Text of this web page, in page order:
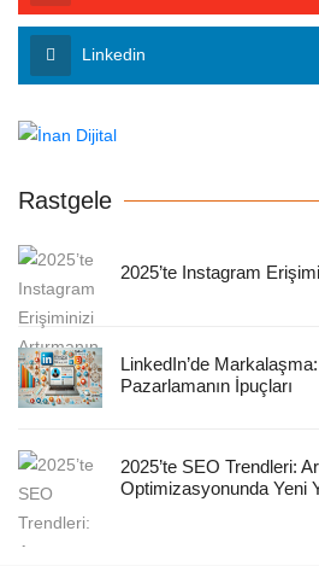
Linkedin
Rastgele
2025’te Instagram
LinkedIn’de
Pazarlamanın İpuçları
2025’te SEO Trendleri:
Optimizasyonunda Yeni